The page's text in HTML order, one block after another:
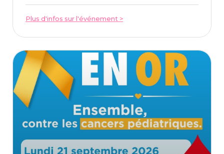
Plus d'infos sur l'événement >